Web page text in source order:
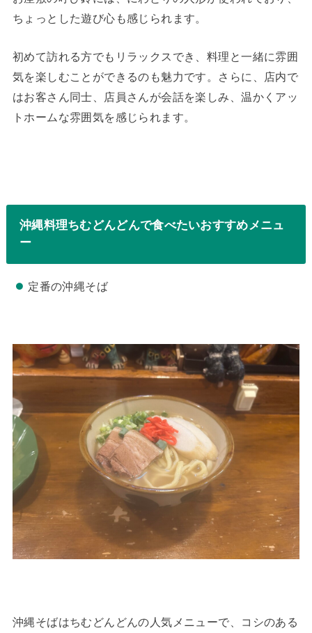
ちょっとした遊び心も感じられます。
初めて訪れる方でもリラックスでき、料理と一緒に雰囲
気を楽しむことができるのも魅力です。さらに、店内で
はお客さん同士、店員さんが会話を楽しみ、温かくアッ
トホームな雰囲気を感じられます。
沖縄料理ちむどんどんで食べたいおすすめメニュ
ー
定番の沖縄そば
沖縄そばはちむどんどんの人気メニューで、コシのある